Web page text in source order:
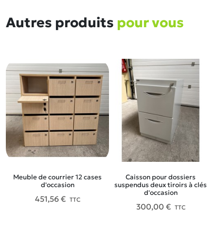
Autres produits pour vous
Meuble de courrier 12 cases
d'occasion
451,56 € TTC
Caisson pour dossiers
suspendus deux tiroirs à clés
d'occasion
300,00 € TTC